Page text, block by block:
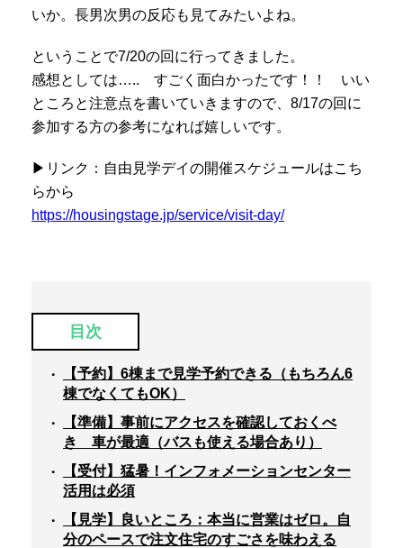
いか。長男次男の反応も見てみたいよね。
ということで7/20の回に行ってきました。
感想としては….. すごく面白かったです！！ いい
ところと注意点を書いていきますので、8/17の回に
参加する方の参考になれば嬉しいです。
▶リンク：自由見学デイの開催スケジュールはこち
らから
https://housingstage.jp/service/visit-day/
目次
【予約】6棟まで見学予約できる（もちろん6
棟でなくてもOK）
【準備】事前にアクセスを確認しておくべ
き 車が最適（バスも使える場合あり）
【受付】猛暑！インフォメーションセンター
活用は必須
【見学】良いところ：本当に営業はゼロ。自
分のペースで注文住宅のすごさを味わえる